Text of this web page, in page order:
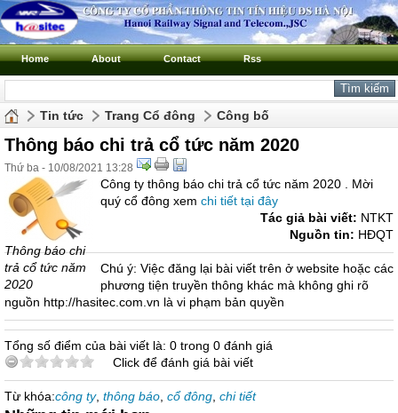
Home About Contact Rss
Tin tức Trang Cổ đông Công bố
Thông báo chi trả cổ tức năm 2020
Thứ ba - 10/08/2021 13:28
Thông báo chi
trả cổ tức năm
2020
Công ty thông báo chi trả cổ tức năm 2020 . Mời
quý cổ đông xem chi tiết tại đây
Tác giả bài viết: NTKT
Nguồn tin: HĐQT
Chú ý: Việc đăng lại bài viết trên ở website hoặc các
phương tiện truyền thông khác mà không ghi rõ
nguồn http://hasitec.com.vn là vi phạm bản quyền
Tổng số điểm của bài viết là: 0 trong 0 đánh giá
Click để đánh giá bài viết
Từ khóa:công ty, thông báo cổ đông chi tiết